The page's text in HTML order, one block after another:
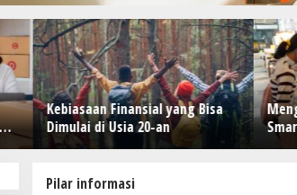
Kebiasaan Finansial yang Bisa
Dimulai di Usia 20-an
Pilar informasi